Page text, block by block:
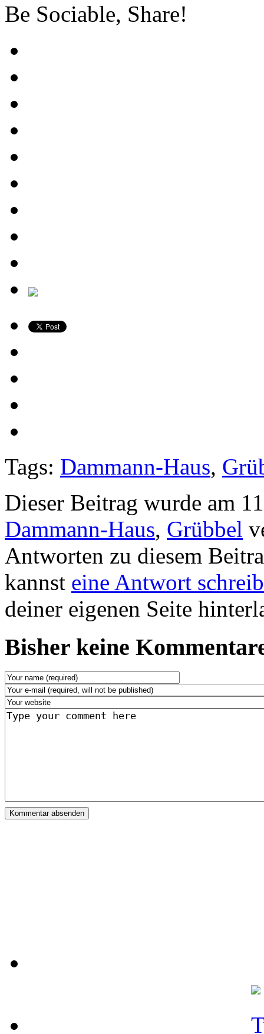
Be Sociable, Share!
Tags: Dammann-Haus,
Dieser Beitrag wurde am
Dammann-Haus, Grübbel
Antworten zu diesem
kannst eine Antwort
deiner eigenen Seite
Bisher keine